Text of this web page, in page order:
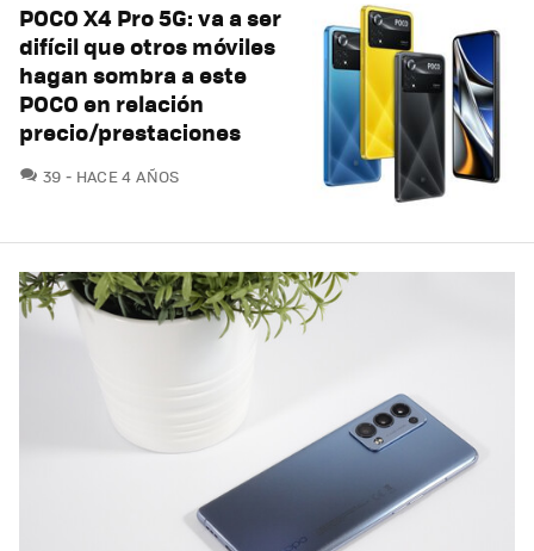
POCO X4 Pro 5G: va a ser
difícil que otros móviles
hagan sombra a este
POCO en relación
precio/prestaciones
39 COMENTARIOS
HACE 4 AÑOS